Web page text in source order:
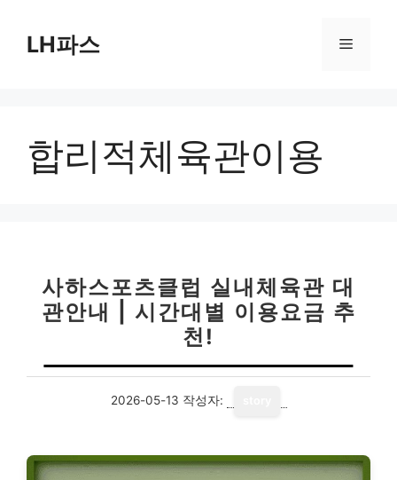
LH파스 메
합리적체육관이용
사하스포츠클럽 실내체육관 대
관안내 | 시간대별 이용요금 추
천!
2026-05-13 작성자: